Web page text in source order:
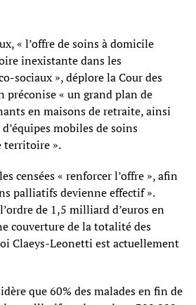
« l’offre de soins à domicile
inexistante dans les
sociaux », déplore la Cour des
préconise « un grand plan de
en maisons de retraite, ainsi
mobiles de soins
territoire ».
censées « renforcer l’offre », afin
palliatifs devienne effectif ».
de 1,5 milliard d’euros en
couverture de la totalité des
Claeys-Leonetti est actuellement
que 60% des malades en fin de